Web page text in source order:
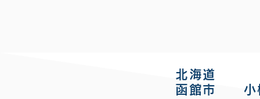
北海道
函館市